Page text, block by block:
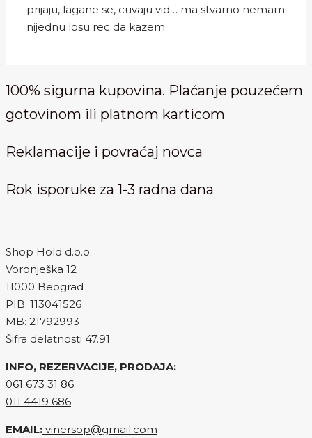
prijaju, lagane se, cuvaju vid… ma stvarno nemam
nijednu losu rec da kazem
100% sigurna kupovina. Plaćanje pouzećem
gotovinom ili platnom karticom
Reklamacije i povraćaj novca
Rok isporuke za 1-3 radna dana
Shop Hold d.o.o.
Voronješka 12
11000 Beograd
PIB: 113041526
MB: 21792993
Šifra delatnosti 47.91
INFO, REZERVACIJE, PRODAJA:
061 673 31 86
011 4419 686
EMAIL: vinersop@gmail.com